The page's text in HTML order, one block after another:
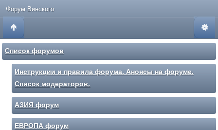
Форум Винского
Список форумов
Инструкции и правила форума. Анонсы на форуме.
Список модераторов.
АЗИЯ форум
ЕВРОПА форум